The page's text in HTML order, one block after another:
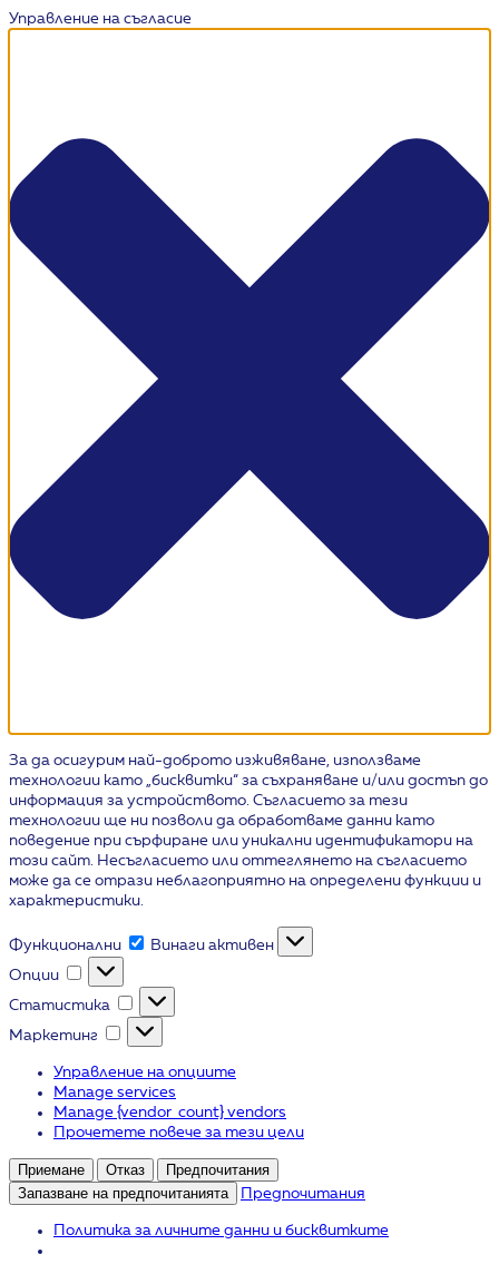
Управление на съгласие
За да осигурим най-доброто изживяване, използваме
технологии като „бисквитки“ за съхраняване и/или достъп до
информация за устройството. Съгласието за тези
технологии ще ни позволи да обработваме данни като
поведение при сърфиране или уникални идентификатори на
този сайт. Несъгласието или оттеглянето на съгласието
може да се отрази неблагоприятно на определени функции и
характеристики.
Функционални
Винаги активен
Опции
Опции
Статистика
Статистика
Маркетинг
Маркетинг
Управление на опциите
Manage services
Manage {vendor_count} vendors
Прочетете повече за тези цели
Приемане Отказ
Предпочитания
Запазване на предпочитанията
Предпочитания
Политика за личните данни и бисквитките